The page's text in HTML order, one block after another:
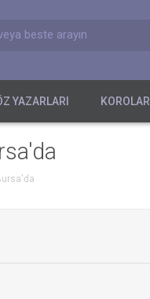
beste arayın
YAZARLARI KOROLAR